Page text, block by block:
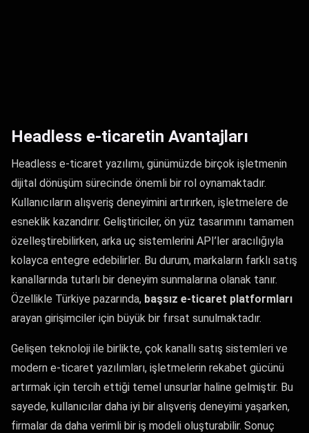
Headless e-ticaretin Avantajları
Headless e-ticaret yazılımı, günümüzde birçok işletmenin
dijital dönüşüm sürecinde önemli bir rol oynamaktadır.
Kullanıcıların alışveriş deneyimini artırırken, işletmelere de
esneklik kazandırır. Geliştiriciler, ön yüz tasarımını tamamen
özelleştirebilirken, arka uç sistemlerini API’ler aracılığıyla
kolayca entegre edebilirler. Bu durum, markaların farklı satış
kanallarında tutarlı bir deneyim sunmalarına olanak tanır.
Özellikle Türkiye pazarında, başsız e-ticaret platformları
arayan girişimciler için büyük bir fırsat sunulmaktadır.
Gelişen teknoloji ile birlikte, çok kanallı satış sistemleri ve
modern e-ticaret yazılımları, işletmelerin rekabet gücünü
artırmak için tercih ettiği temel unsurlar haline gelmiştir. Bu
sayede, kullanıcılar daha iyi bir alışveriş deneyimi yaşarken,
firmalar da daha verimli bir iş modeli oluşturabilir. Sonuç